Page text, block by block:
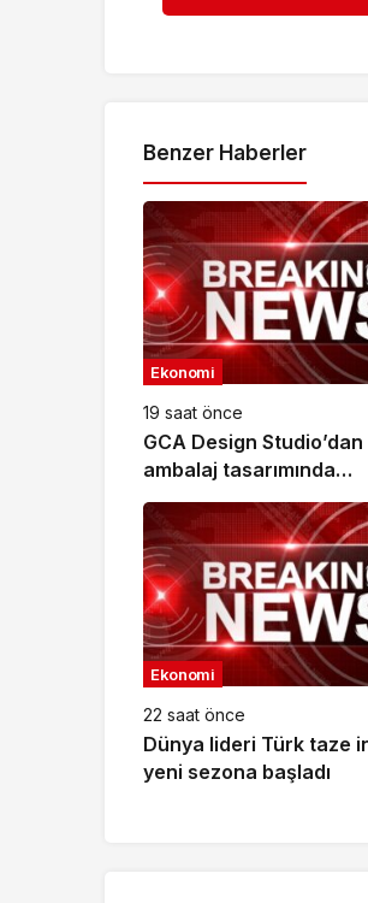
Benzer Haberler
Ekonomi
19 saat önce
GCA Design
ambalaj tasarımında
bütüncül yaklaşım
Ekonomi
22 saat önce
Dünya lideri Türk taze
yeni sezona başladı